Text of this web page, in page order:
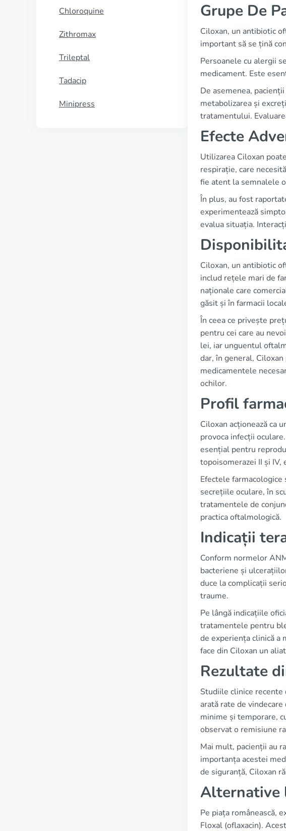
Chloroquine
Zithromax
Trileptal
Tadacip
Minipress
Grupe De
Ciloxan, un antibiotic
important să se țină
Persoanele cu alergii
medicament. Este
De asemenea,
metabolizarea și
tratamentului.
Efecte
Utilizarea Ciloxan
respirație, care
fie atent la semnalele
În plus, au fost
experimentează
evalua situația.
Ciloxan, un antibiotic
includ rețele mari de
naționale care
găsit și în farmacii
În ceea ce privește
pentru cei care au
lei, iar unguentul
dar, în general,
medicamentele
ochilor.
Profil
Ciloxan acționează ca
provoca infecții
esențial pentru
topoisomerazei II și
Efectele
secrețiile oculare, în
tratamentele de
practica oftalmologică.
Indicații
Conform normelor
bacteriene și
duce la complicații
traume.
Pe lângă indicațiile
tratamentele pentru
de experiența clinică a
face din Ciloxan un
Rezultate
Studiile clinice
arată rate de
minime și temporare,
observat o remisiune
Mai mult, pacienții au
importanța acestei
de siguranță, Ciloxan
Alternative
Pe piața românească,
Floxal (oflaxacin).